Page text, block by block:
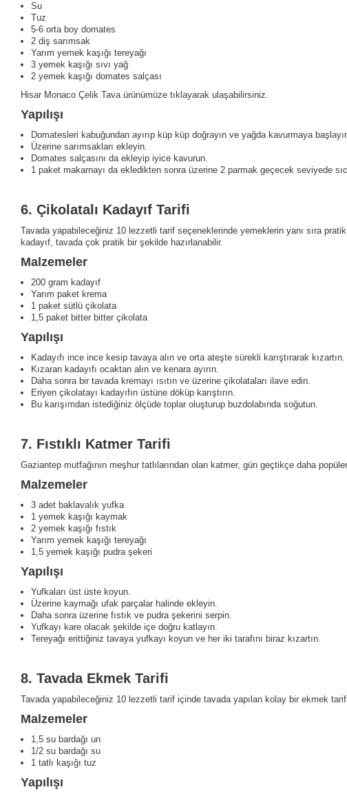
Su
Tuz
5-6 orta boy domates
2 diş sarımsak
Yarım yemek kaşığı tereyağı
3 yemek kaşığı sıvı yağ
2 yemek kaşığı domates salçası
Hisar Monaco Çelik Tava ürünümüze tıklayarak ulaşabilirsiniz.
Yapılışı
Domatesleri kabuğundan ayırıp küp küp doğrayın ve yağda kavurmaya
Üzerine sarımsakları ekleyin.
Domates salçasını da ekleyip iyice kavurun.
1 paket makarnayı da ekledikten sonra üzerine 2 parmak geçecek seviyede
6. Çikolatalı Kadayıf Tarifi
Tavada yapabileceğiniz 10 lezzetli tarif seçeneklerinde yemeklerin yanı sıra
kadayıf, tavada çok pratik bir şekilde hazırlanabilir.
Malzemeler
200 gram kadayıf
Yarım paket krema
1 paket sütlü çikolata
1,5 paket bitter bitter çikolata
Yapılışı
Kadayıfı ince ince kesip tavaya alın ve orta ateşte sürekli karıştırarak kızartın.
Kızaran kadayıfı ocaktan alın ve kenara ayırın.
Daha sonra bir tavada kremayı ısıtın ve üzerine çikolataları ilave edin.
Eriyen çikolatayı kadayıfın üstüne döküp karıştırın.
Bu karışımdan istediğiniz ölçüde toplar oluşturup buzdolabında soğutun.
7. Fıstıklı Katmer Tarifi
Gaziantep mutfağının meşhur tatlılarından olan katmer, gün geçtikçe daha
Malzemeler
3 adet baklavalık yufka
1 yemek kaşığı kaymak
2 yemek kaşığı fıstık
Yarım yemek kaşığı tereyağı
1,5 yemek kaşığı pudra şekeri
Yapılışı
Yufkaları üst üste koyun.
Üzerine kaymağı ufak parçalar halinde ekleyin.
Daha sonra üzerine fıstık ve pudra şekerini serpin.
Yufkayı kare olacak şekilde içe doğru katlayın.
Tereyağı erittiğiniz tavaya yufkayı koyun ve her iki tarafını biraz kızartın.
8. Tavada Ekmek Tarifi
Tavada yapabileceğiniz 10 lezzetli tarif içinde tavada yapılan kolay bir ekmek
Malzemeler
1,5 su bardağı un
1/2 su bardağı su
1 tatlı kaşığı tuz
Yapılışı